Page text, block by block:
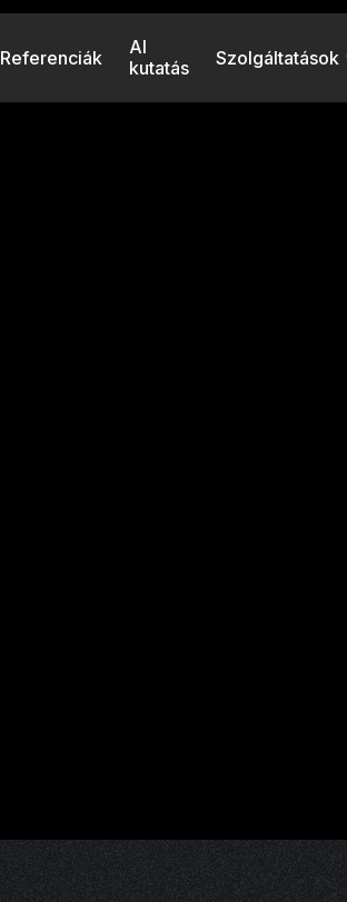
Referenciák
AI
kutatás
Szolgáltatások